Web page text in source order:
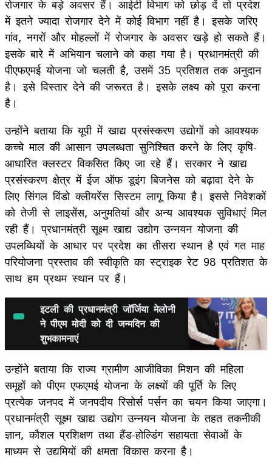
में इतने ज्यादा रोजगार देने में कोई विभाग नहीं है। इसके जरिए
गांव, नगरों और मोहल्लों में रोजगार के अवसर खड़े हो सकते हैं।
इसके बारे में अभियान चलाने को कहा गया है। प्रधानमंत्री की
पीएफएमई योजना जो चलती है, उसमें 35 प्रतिशत तक अनुदान
है। इसे विस्तार देने की जरूरत है। इसके लक्ष्य को पूरा करना
है।
उन्होंने बताया कि यूपी में खाद्य प्रसंस्करण उद्योगों को आवश्यक
कच्चे माल की आसान उपलब्धता सुनिश्चित करने के लिए कृषि-
आधारित क्लस्टर विकसित किए जा रहे हैं। सरकार ने खाद्य
प्रसंस्करण क्षेत्र में ईज ऑफ डूइंग बिजनेस को बढ़ावा देने के
लिए सिंगल विंडो क्लीयरेंस सिस्टम लागू किया है। इससे निवेशकों
को तेजी से लाइसेंस, अनुमतियां और अन्य आवश्यक सुविधाएं मिल
रही हैं। प्रधानमंत्री सूक्ष्म खाद्य उद्योग उन्नयन योजना की
उपलब्धियों के आधार पर प्रदेश का तीसरा स्थान है एवं गत माह
परियोजना प्रस्ताव की स्वीकृति का स्ट्राइक रेट 98 प्रतिशत के
साथ हम प्रथम स्थान पर हैं।
इटली की प्रधानमंत्री जॉर्जिया मेलोनी
ने पीएम मोदी को दी जन्मदिन की
शुभकामनाएं
उन्होंने बताया कि राज्य ग्रामीण आजीविका मिशन की महिला
समूहों को पीएम एफएमई योजना के लक्ष्यों की पूर्ति के लिए
प्रत्येक जनपद में जनपदीय रिसोर्स पर्सन का चयन किया जाएगा।
प्रधानमंंत्री सूक्ष्म खाद्य उद्योग उन्नयन योजना के तहत तकनीकी
ज्ञान, कौशल प्रशिक्षण तथा हैंड-होल्डिंग सहायता सेवाओं के
माध्यम से उद्यमियों की क्षमता विकास करना है।